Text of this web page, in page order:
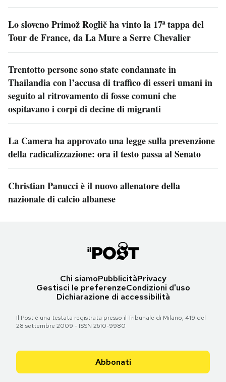
Lo sloveno Primož Roglič ha vinto la 17ª tappa del
Tour de France, da La Mure a Serre Chevalier
Trentotto persone sono state condannate in
Thailandia con l’accusa di traffico di esseri umani in
seguito al ritrovamento di fosse comuni che
ospitavano i corpi di decine di migranti
La Camera ha approvato una legge sulla prevenzione
della radicalizzazione: ora il testo passa al Senato
Christian Panucci è il nuovo allenatore della
nazionale di calcio albanese
Chi siamoPubblicitàPrivacy
Gestisci le preferenzeCondizioni d'uso
Dichiarazione di accessibilità
Il Post è una testata registrata presso il Tribunale di Milano, 419 del
28 settembre 2009 - ISSN 2610-9980
Abbonati